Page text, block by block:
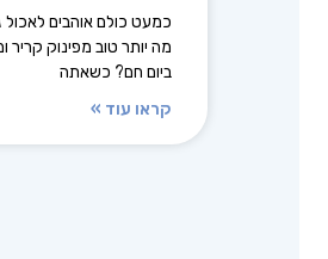
כמעט כולם אוהבים לאכול
מה יותר טוב מפינוק קריר
ביום חם? כשאתה
קראו עוד »